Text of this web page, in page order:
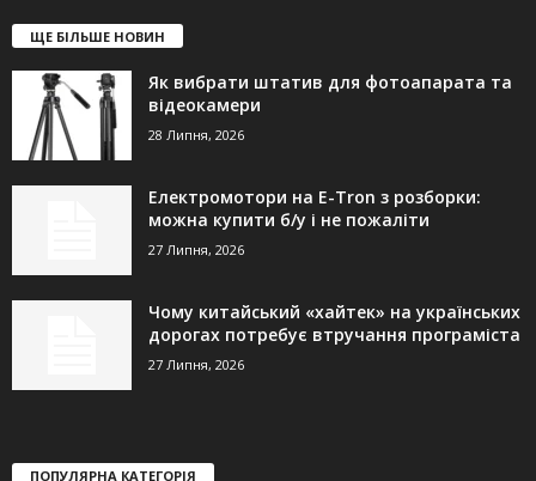
ЩЕ БІЛЬШЕ НОВИН
Як вибрати штатив для фотоапарата та
відеокамери
28 Липня, 2026
Електромотори на E-Tron з розборки:
можна купити б/у і не пожаліти
27 Липня, 2026
Чому китайський «хайтек» на українських
дорогах потребує втручання програміста
27 Липня, 2026
ПОПУЛЯРНА КАТЕГОРІЯ